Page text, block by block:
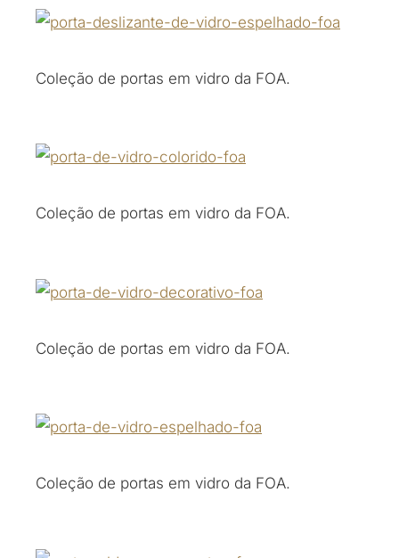
Coleção de portas em vidro da FOA.
Coleção de portas em vidro da FOA.
Coleção de portas em vidro da FOA.
Coleção de portas em vidro da FOA.